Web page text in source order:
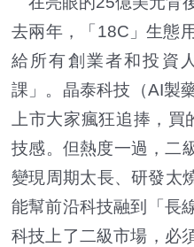
去兩年，「18C」生態
給所有創業者和投資
課」。晶泰科技（AI製
上市大家瘋狂追捧，買
技感。但熱度一過，
變現周期太長、研發太
能幫前沿科技融到「長
科技上了二級市場，必